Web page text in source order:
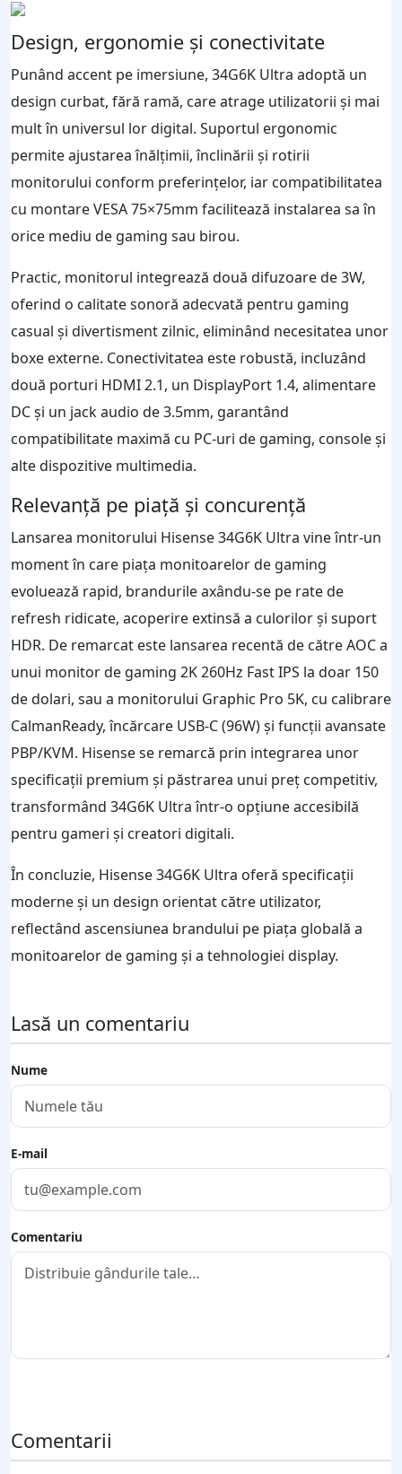
Design, ergonomie și conectivitate
Punând accent pe imersiune, 34G6K Ultra adoptă un
design curbat, fără ramă, care atrage utilizatorii și mai
mult în universul lor digital. Suportul ergonomic
permite ajustarea înălțimii, înclinării și rotirii
monitorului conform preferințelor, iar compatibilitatea
cu montare VESA 75×75mm facilitează instalarea sa în
orice mediu de gaming sau birou.
Practic, monitorul integrează două difuzoare de 3W,
oferind o calitate sonoră adecvată pentru gaming
casual și divertisment zilnic, eliminând necesitatea unor
boxe externe. Conectivitatea este robustă, incluzând
două porturi HDMI 2.1, un DisplayPort 1.4, alimentare
DC și un jack audio de 3.5mm, garantând
compatibilitate maximă cu PC-uri de gaming, console și
alte dispozitive multimedia.
Relevanță pe piață și concurență
Lansarea monitorului Hisense 34G6K Ultra vine într-un
moment în care piața monitoarelor de gaming
evoluează rapid, brandurile axându-se pe rate de
refresh ridicate, acoperire extinsă a culorilor și suport
HDR. De remarcat este lansarea recentă de către AOC a
unui monitor de gaming 2K 260Hz Fast IPS la doar 150
de dolari, sau a monitorului Graphic Pro 5K, cu calibrare
CalmanReady, încărcare USB-C (96W) și funcții avansate
PBP/KVM. Hisense se remarcă prin integrarea unor
specificații premium și păstrarea unui preț competitiv,
transformând 34G6K Ultra într-o opțiune accesibilă
pentru gameri și creatori digitali.
În concluzie, Hisense 34G6K Ultra oferă specificații
moderne și un design orientat către utilizator,
reflectând ascensiunea brandului pe piața globală a
monitoarelor de gaming și a tehnologiei display.
Lasă un comentariu
Nume
E-mail
Comentariu
Comentarii